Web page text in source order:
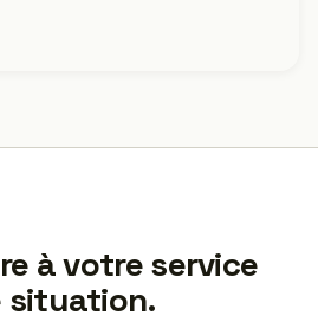
à votre service
situation.